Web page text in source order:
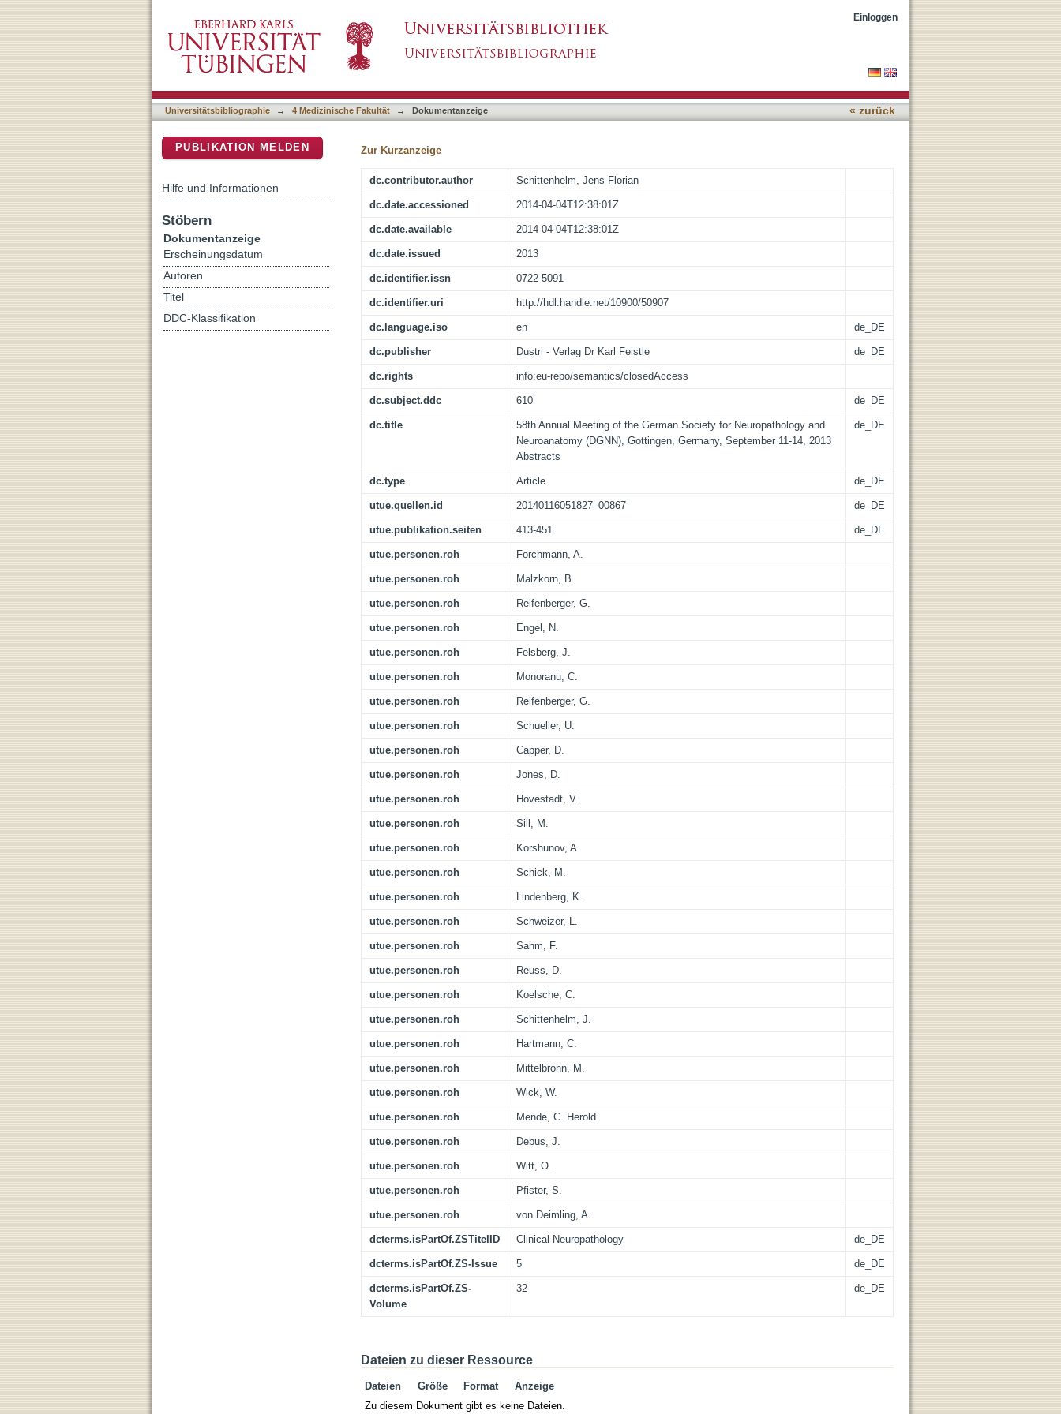
58th Annual Meeting of the German Society for Neuropathology and Neuroanatomy (DGNN),
Gottingen, Germany, September 11-14, 2013 Abstracts
Einloggen
Universitätsbibliographie → 4 Medizinische Fakultät → Dokumentanzeige « zurück
Zur Kurzanzeige
dc.contributor.author Schittenhelm, Jens Florian
dc.date.accessioned 2014-04-04T12:38:01Z
dc.date.available 2014-04-04T12:38:01Z
dc.date.issued 2013
dc.identifier.issn 0722-5091
dc.identifier.uri http://hdl.handle.net/10900/50907
dc.language.iso en de_DE
dc.publisher Dustri - Verlag Dr Karl Feistle de_DE
dc.rights info:eu-repo/semantics/closedAccess
dc.subject.ddc 610 de_DE
dc.title
58th Annual Meeting of the German Society for Neuropathology and
Neuroanatomy (DGNN), Gottingen, Germany, September 11-14, 2013
Abstracts
de_DE
dc.type Article de_DE
utue.quellen.id 20140116051827_00867 de_DE
utue.publikation.seiten 413-451 de_DE
utue.personen.roh Forchmann, A.
utue.personen.roh Malzkorn, B.
utue.personen.roh Reifenberger, G.
utue.personen.roh Engel, N.
utue.personen.roh Felsberg, J.
utue.personen.roh Monoranu, C.
utue.personen.roh Reifenberger, G.
utue.personen.roh Schueller, U.
utue.personen.roh Capper, D.
utue.personen.roh Jones, D.
utue.personen.roh Hovestadt, V.
utue.personen.roh Sill, M.
utue.personen.roh Korshunov, A.
utue.personen.roh Schick, M.
utue.personen.roh Lindenberg, K.
utue.personen.roh Schweizer, L.
utue.personen.roh Sahm, F.
utue.personen.roh Reuss, D.
utue.personen.roh Koelsche, C.
utue.personen.roh Schittenhelm, J.
utue.personen.roh Hartmann, C.
utue.personen.roh Mittelbronn, M.
utue.personen.roh Wick, W.
utue.personen.roh Mende, C. Herold
utue.personen.roh Debus, J.
utue.personen.roh Witt, O.
utue.personen.roh Pfister, S.
utue.personen.roh von Deimling, A.
dcterms.isPartOf.ZSTitelID Clinical Neuropathology de_DE
dcterms.isPartOf.ZS-Issue 5 de_DE
dcterms.isPartOf.ZS-
Volume
32 de_DE
Dateien zu dieser Ressource
Dateien Größe Format
Anzeige
Zu diesem Dokument gibt es keine Dateien.
PUBLIKATION MELDEN
Hilfe und Informationen
Stöbern
Dokumentanzeige
Erscheinungsdatum
Autoren
Titel
DDC-Klassifikation